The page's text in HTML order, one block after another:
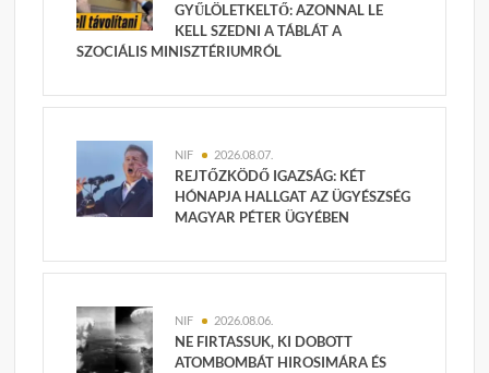
GYŰLÖLETKELTŐ: AZONNAL LE
KELL SZEDNI A TÁBLÁT A
SZOCIÁLIS MINISZTÉRIUMRÓL
NIF 2026.08.07.
REJTŐZKÖDŐ IGAZSÁG: KÉT
HÓNAPJA HALLGAT AZ ÜGYÉSZSÉG
MAGYAR PÉTER ÜGYÉBEN
NIF 2026.08.06.
NE FIRTASSUK, KI DOBOTT
ATOMBOMBÁT HIROSIMÁRA ÉS